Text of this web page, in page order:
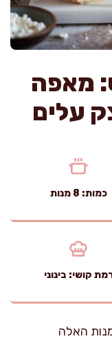
מאפה
עלים
כמות: 8 מנות
קושי: בינוני
האלה